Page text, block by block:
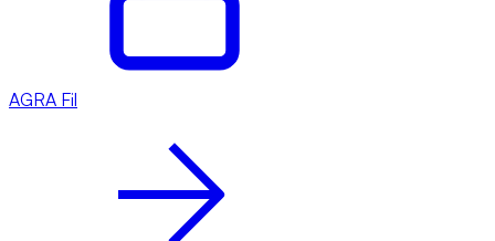
AGRA Fil